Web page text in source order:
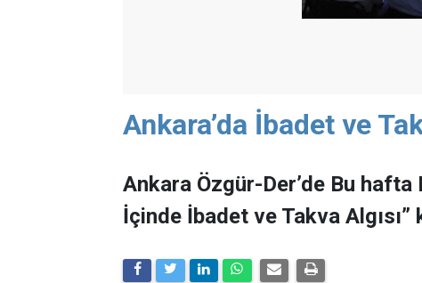
Ankara’da İbadet ve
Ankara Özgür-Der’de Bu hafta
İçinde İbadet ve Takva